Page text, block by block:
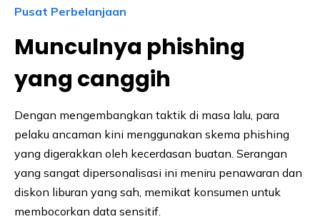
Pusat Perbelanjaan
Munculnya phishing
yang canggih
Dengan mengembangkan taktik di masa lalu, para
pelaku ancaman kini menggunakan skema phishing
yang digerakkan oleh kecerdasan buatan. Serangan
yang sangat dipersonalisasi ini meniru penawaran dan
diskon liburan yang sah, memikat konsumen untuk
membocorkan data sensitif.